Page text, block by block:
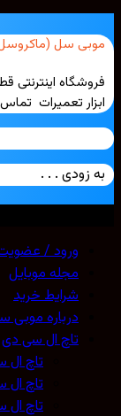
سل (ماکروسل)
اینترنتی قطعات
تعمیرات تماس:
زودی . . .
ورود / عضویت
مجله موبایل
شرایط خرید
درباره موبی سل
تاچ ال سی دی
تاچ ال سی
تاچ ال
تاچ ال سی